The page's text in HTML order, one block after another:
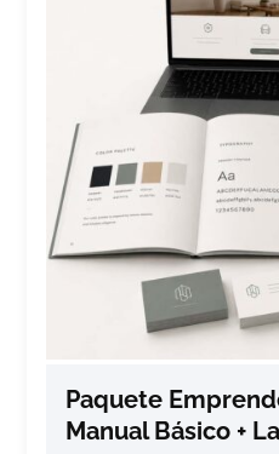
Paquete
Manual Básico +